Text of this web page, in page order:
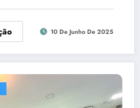
10 De Junho De 2025